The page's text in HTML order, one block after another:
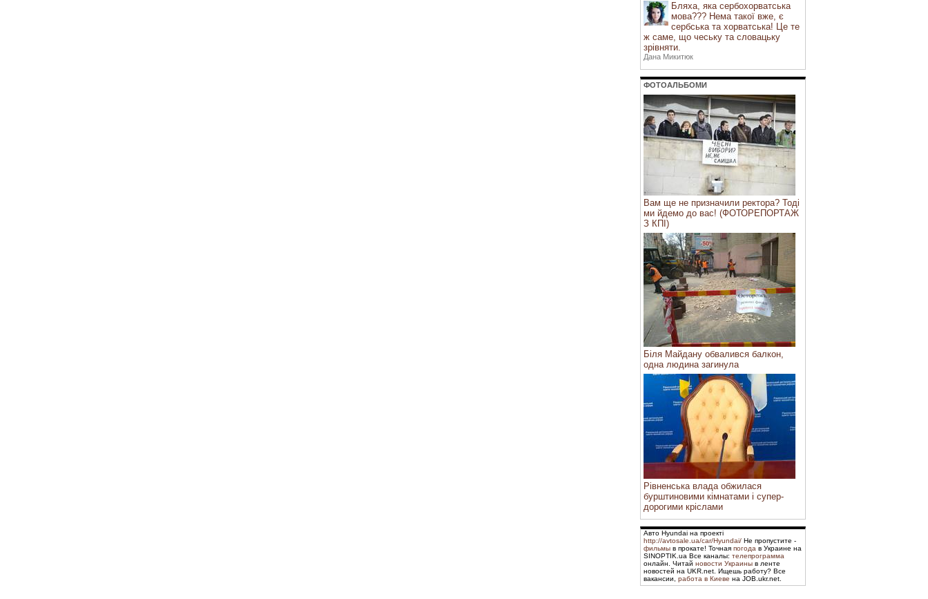
Бляха, яка сербохорватська
мова??? Нема такої вже, є
сербська та хорватська! Це те
ж саме, що чеську та словацьку
зрівняти.
Дана Микитюк
ФОТОАЛЬБОМИ
Вам ще не призначили ректора? Тоді
ми йдемо до вас! (ФОТОРЕПОРТАЖ
З КПІ)
Біля Майдану обвалився балкон,
одна людина загинула
Рівненська влада обжилася
бурштиновими кімнатами і супер-
дорогими кріслами
Авто Hyundai на проекті
http://avtosale.ua/car/Hyundai/ Не пропустите -
фильмы в прокате! Точная погода в Украине на
SINOPTIK.ua Все каналы: телепрограмма
онлайн. Читай новости Украины в ленте
новостей на UKR.net. Ищешь работу? Все
вакансии, работа в Киеве на JOB.ukr.net.